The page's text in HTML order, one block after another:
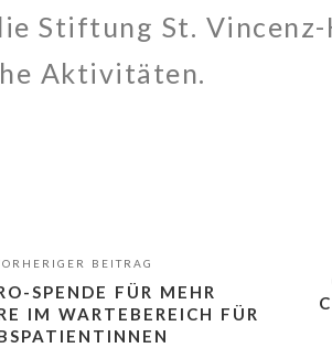
Stiftung St.
Aktivitäten.
BEITRAG
SPENDE FÜR MEHR
IM WARTEBEREICH FÜR